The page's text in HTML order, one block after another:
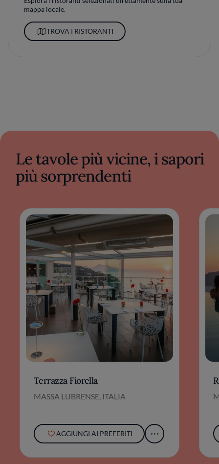
mappa locale.
TROVA I RISTORANTI
Le tavole più vicine, i sapori
più sorprendenti
Terrazza Fiorella
MASSA LUBRENSE, ITALIA
AGGIUNGI AI PREFERITI